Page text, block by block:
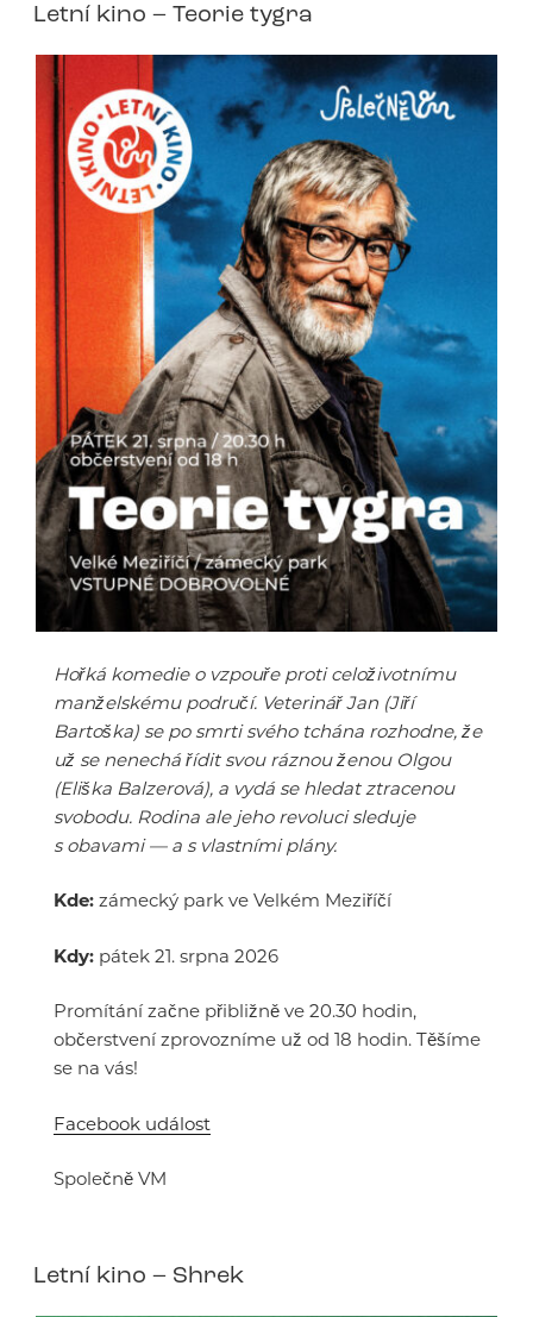
Letní kino – Teorie tygra
Hořká komedie o vzpouře proti celoživotnímu
manželskému područí. Veterinář Jan (Jiří
Bartoška) se po smrti svého tchána rozhodne, že
už se nenechá řídit svou ráznou ženou Olgou
(Eliška Balzerová), a vydá se hledat ztracenou
svobodu. Rodina ale jeho revoluci sleduje
s obavami — a s vlastními plány.
Kde: zámecký park ve Velkém Meziříčí
Kdy: pátek 21. srpna 2026
Promítání začne přibližně ve 20.30 hodin,
občerstvení zprovozníme už od 18 hodin. Těšíme
se na vás!
Facebook událost
Společně VM
Letní kino – Shrek